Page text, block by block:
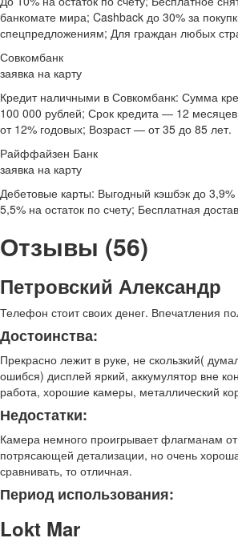
банкомате мира; Cashback до 30% за
спецпредложениям; Для граждан любых
Совкомбанк
заявка на карту
Кредит наличными в Совкомбанк: Сумма
100 000 рублей; Срок кредита — 12
от 12% годовых; Возраст — от 35 до 85 лет.
Райффайзен Банк
заявка на карту
Дебетовые карты: Выгодный кэшбэк до 3,9%
5,5% на остаток по счету; Бесплатная
Отзывы (56)
Петровский Александр
Телефон стоит своих денег. Впечатления
Достоинства:
Прекрасно лежит в руке, не скользкий(
ошибся) дисплей яркий, аккумулятор вне
работа, хорошие камеры, металлический
Недостатки:
Камера немного проигрывает флагманам
потрясающей детализации, но очень
сравнивать, то отличная.
Период использования:
Lokt Mar